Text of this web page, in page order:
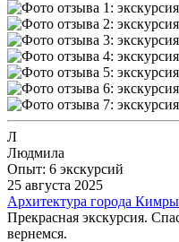
Л
Людмила
Опыт: 6 экскурсий
25 августа 2025
Архитектура города Кимры
Прекрасная экскурсия.
вернемся.